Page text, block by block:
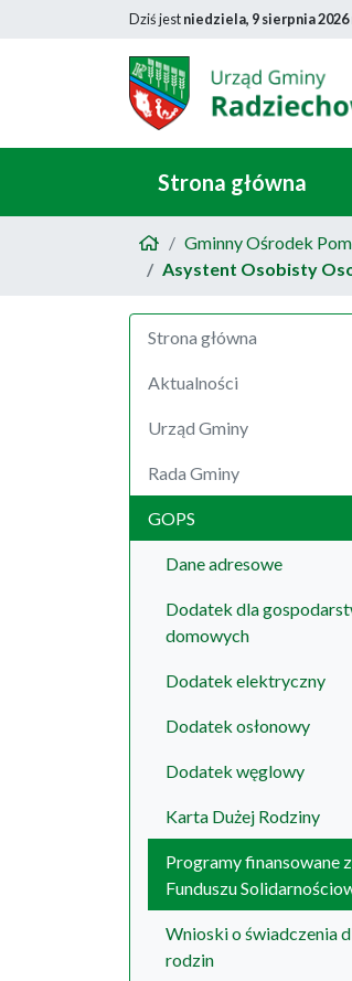
Dziś jestniedziela, 9 sierpnia 2026
Strona główna
Gminny Ośrodek
Asystent Osobisty
Strona główna
Aktualności
Urząd Gminy
Rada Gminy
GOPS
Dane adresowe
Dodatek dla
domowych
Dodatek elektryczny
Dodatek osłonowy
Dodatek węglowy
Karta Dużej Rodziny
Programy finansowane z
Funduszu
Wnioski o świadczenia
rodzin